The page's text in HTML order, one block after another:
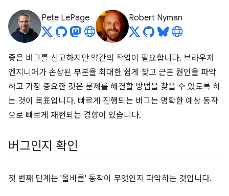
Pete LePage Robert Nyman
좋은 버그를 신고하지만 약간의 작업이 필요합니다. 브라우저
엔지니어가 손상된 부분을 최대한 쉽게 찾고 근본 원인을 파악
하고 가장 중요한 것은 문제를 해결할 방법을 찾을 수 있도록 하
는 것이 목표입니다. 빠르게 진행되는 버그는 명확한 예상 동작
으로 빠르게 재현되는 경향이 있습니다.
버그인지 확인
첫 번째 단계는 '올바른' 동작이 무엇인지 파악하는 것입니다.